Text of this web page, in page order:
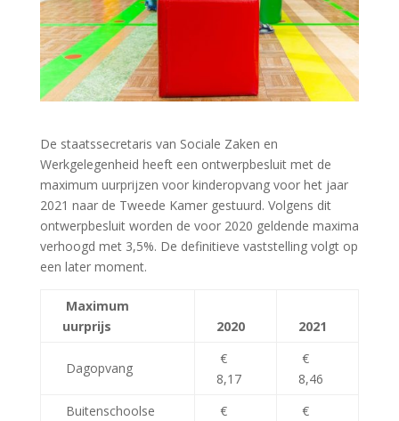
De staatssecretaris van Sociale Zaken en
Werkgelegenheid heeft een ontwerpbesluit met de
maximum uurprijzen voor kinderopvang voor het jaar
2021 naar de Tweede Kamer gestuurd. Volgens dit
ontwerpbesluit worden de voor 2020 geldende maxima
verhoogd met 3,5%. De definitieve vaststelling volgt op
een later moment.
Maximum
uurprijs
2020 2021
Dagopvang
€
8,17
€
8,46
Buitenschoolse
€
€